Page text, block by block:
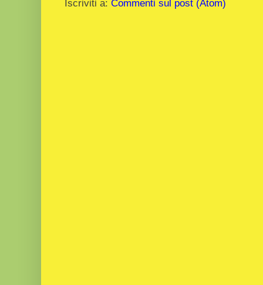
Iscriviti a: Commenti sul post (Atom)